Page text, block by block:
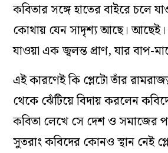
কবিতার সঙ্গে হাতের বাইরে চলে
কোথায় যেন সাদৃশ্য আছে। আছেই।
যাওয়া এক জ্বলন্ত প্রাণ, যার বাপ-
এই কারণেই কি প্লেটো তাঁর
থেকে ঝেঁটিয়ে বিদায় করলেন
কবিতা লেখে সে দেশ ও সমাজের
সুতরাং কবিদের কোনও স্থান নেই